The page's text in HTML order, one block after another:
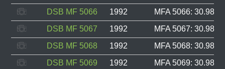
DSB MF 5066
1992
MFA 5066:
DSB MF 5067
1992
MFA 5067:
DSB MF 5068
1992
MFA 5068:
DSB MF 5069
1992
MFA 5069: